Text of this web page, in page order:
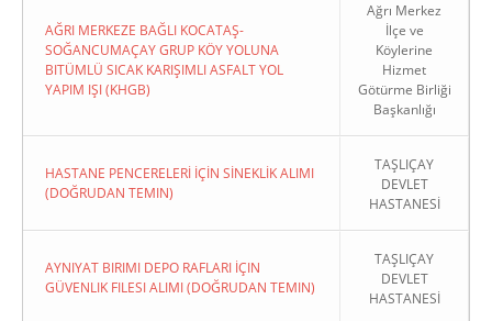
AĞRI MERKEZE BAĞLI KOCATAŞ-
SOĞANCUMAÇAY GRUP KÖY YOLUNA
BITÜMLÜ SICAK KARIŞIMLI ASFALT YOL
YAPIM IŞI (KHGB)
Ağrı Merkez
İlçe ve
Köylerine
Hizmet
Götürme Birliği
Başkanlığı
HASTANE PENCERELERİ İÇİN SİNEKLİK ALIMI
(DOĞRUDAN TEMIN)
TAŞLIÇAY
DEVLET
HASTANESİ
AYNIYAT BIRIMI DEPO RAFLARI İÇIN
GÜVENLIK FILESI ALIMI (DOĞRUDAN TEMIN)
TAŞLIÇAY
DEVLET
HASTANESİ